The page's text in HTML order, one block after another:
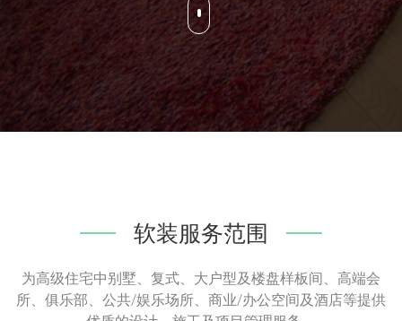
软装服务范围
为高级住宅中别墅、复式、大户型及楼盘样板间、高端会
所、俱乐部、公共/娱乐场所、商业/办公空间及酒店等提供